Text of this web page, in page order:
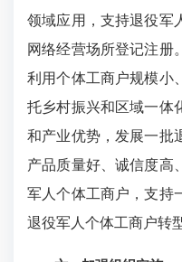
领域应用，支持退役军
网络经营场所登记注册
利用个体工商户规模小
托乡村振兴和区域一体
和产业优势，发展一批
产品质量好、诚信度高
军人个体工商户，支持
退役军人个体工商户转